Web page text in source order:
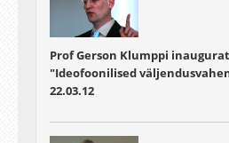
Prof Gerson Klumppi
"Ideofoonilised
22.03.12